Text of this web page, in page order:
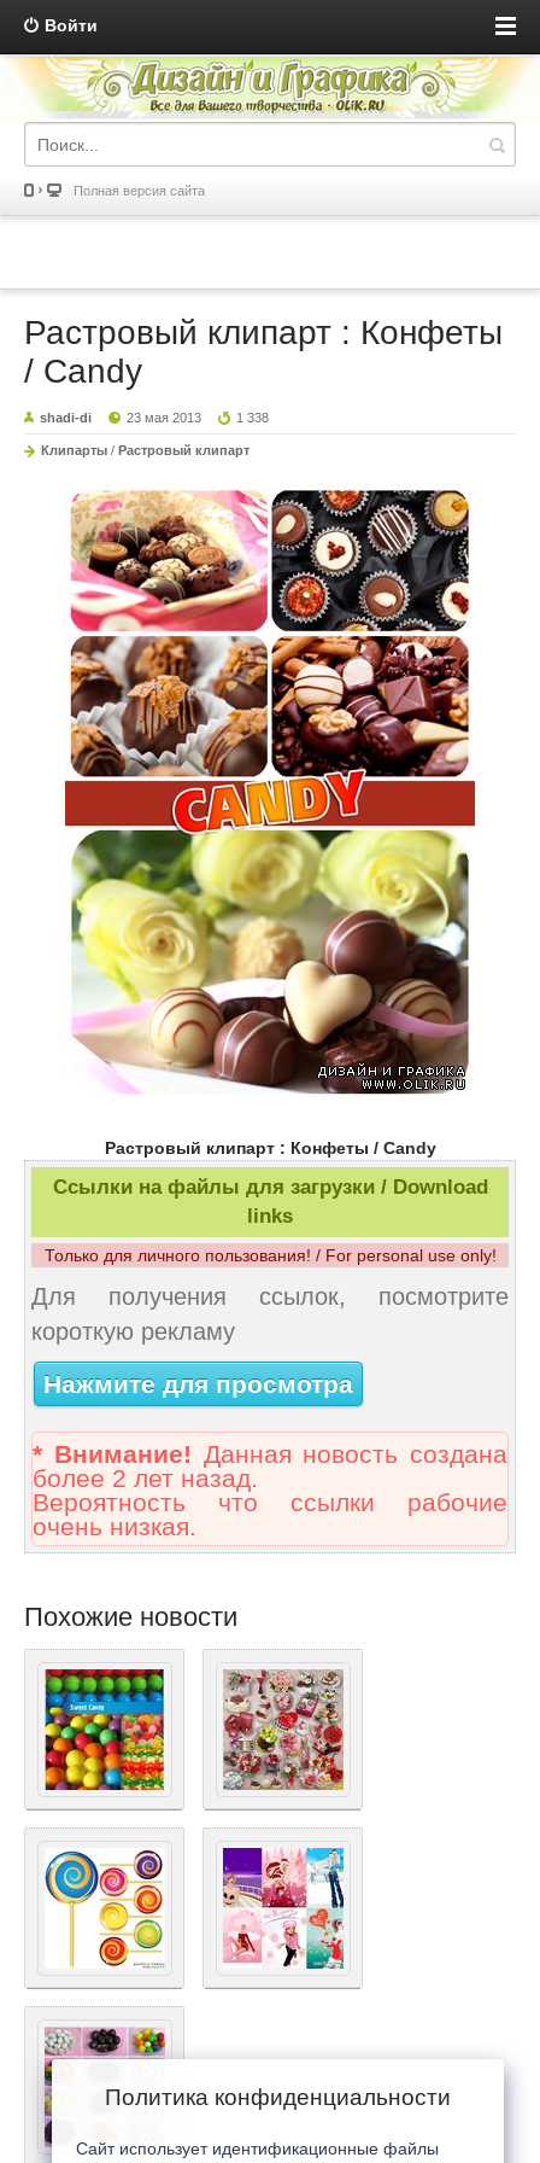
Войти
Полная версия сайта
Растровый клипарт : Конфеты
/ Candy
shadi-di 23 мая 2013 1 338
Клипарты / Растровый клипарт
Растровый клипарт : Конфеты / Candy
Ссылки на файлы для загрузки / Download
links
Только для личного пользования! / For personal use only!
Для получения ссылок, посмотрите
короткую рекламу
Нажмите для просмотра
* Внимание! Данная новость создана
более 2 лет назад.
Вероятность что ссылки рабочие
очень низкая.
Похожие новости
Политика конфиденциальности
Сайт использует идентификационные файлы